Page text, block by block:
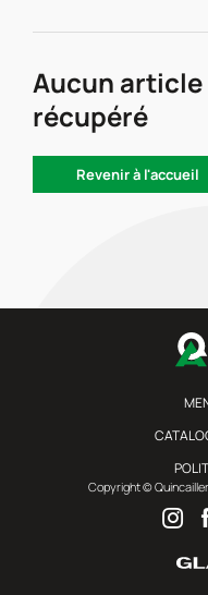
Aucun article
récupéré
Revenir à l'accueil
Copyright ©